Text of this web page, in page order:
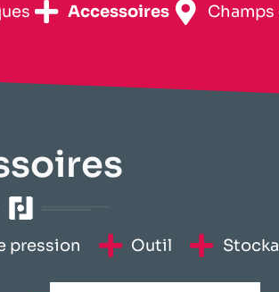
Accessoires
pression Outil